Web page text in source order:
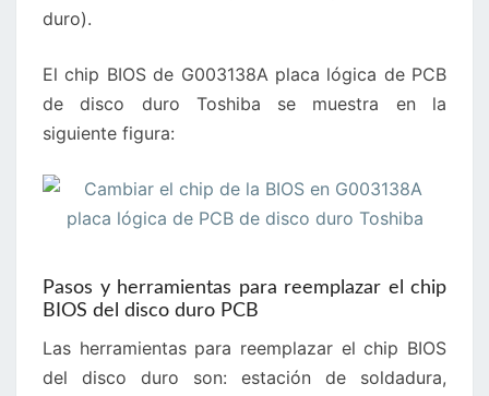
duro).
El chip BIOS de G003138A placa lógica de PCB
de disco duro Toshiba se muestra en la
siguiente figura:
Pasos y herramientas para reemplazar el chip
BIOS del disco duro PCB
Las herramientas para reemplazar el chip BIOS
del disco duro son: estación de soldadura,